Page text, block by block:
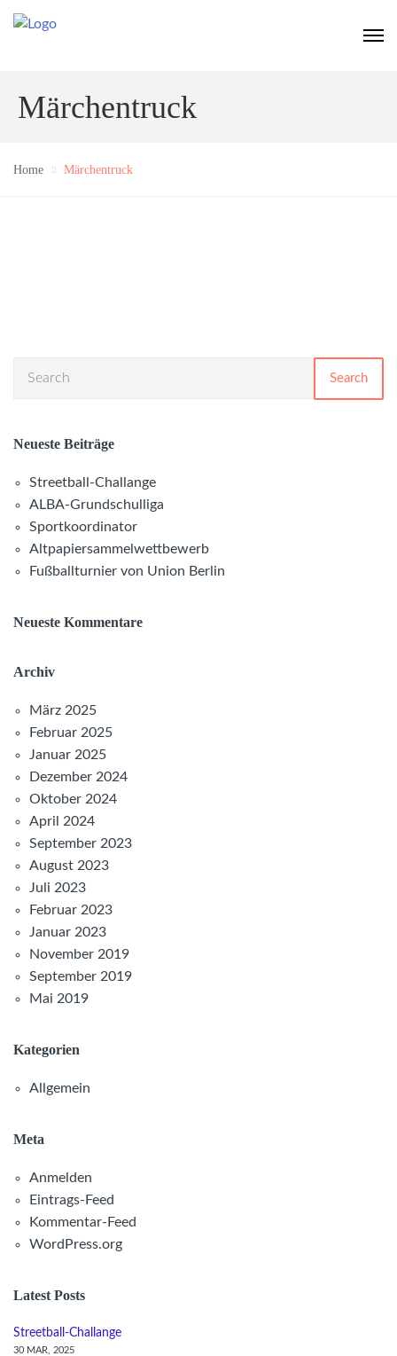
Märchentruck
Home Märchentruck
Search
Neueste Beiträge
Streetball-Challange
ALBA-Grundschulliga
Sportkoordinator
Altpapiersammelwettbewerb
Fußballturnier von Union Berlin
Neueste Kommentare
Archiv
März 2025
Februar 2025
Januar 2025
Dezember 2024
Oktober 2024
April 2024
September 2023
August 2023
Juli 2023
Februar 2023
Januar 2023
November 2019
September 2019
Mai 2019
Kategorien
Allgemein
Meta
Anmelden
Eintrags-Feed
Kommentar-Feed
WordPress.org
Latest Posts
Streetball-Challange
30 MAR, 2025